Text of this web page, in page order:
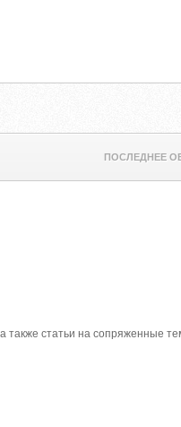
ПОСЛЕДНЕЕ
статьи на сопряженные